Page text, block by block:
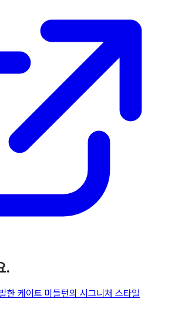
.